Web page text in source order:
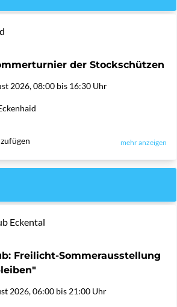
der Stockschützen
2026, 08:00 bis 16:30 Uhr
mehr anzeigen
Eckental
Freilicht-Sommerausstellung
2026, 06:00 bis 21:00 Uhr